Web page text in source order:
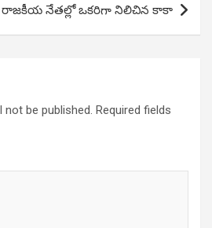
నేతల్లో ఒకరిగా నిలిచిన కాకా
not be published. Required fields